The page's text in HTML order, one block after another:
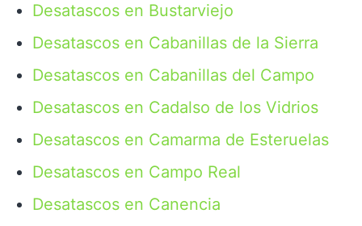
Desatascos en Bustarviejo
Desatascos en Cabanillas de la Sierra
Desatascos en Cabanillas del Campo
Desatascos en Cadalso de los Vidrios
Desatascos en Camarma de Esteruelas
Desatascos en Campo Real
Desatascos en Canencia